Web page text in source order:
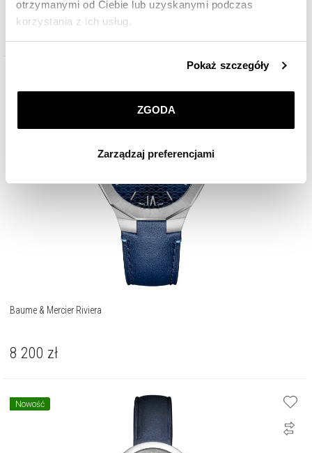
otrzymanymi od Ciebie lub uzyskanymi podczas
korzystania z ich usług.
przez nas plików cookie znajdziesz wPolityce
korzystamy. Możesz również wybrać jaki rodzaj plików
Zarządzaj preferencjami. W każdej chwili możesz
dokonać zmiany wybranych przez Ciebie plików cookie.
Pokaż szczegóły
ZGODA
Zarządzaj preferencjami
9 400 zł
Baume & Mercier Riviera
8 200 zł
Nowość